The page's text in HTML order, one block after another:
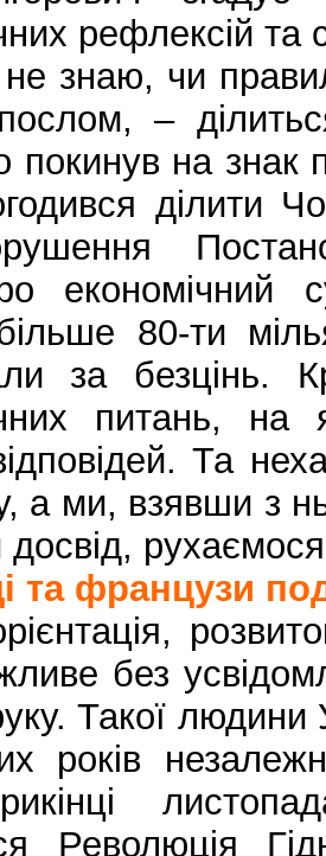
рефлексій та
знаю, чи
–
покинув на знак
ділити
економічний
80-ти
за безцінь.
питань, на
Та
а ми, взявши з
досвід,
та французи
без
Такої людини
років
Революція